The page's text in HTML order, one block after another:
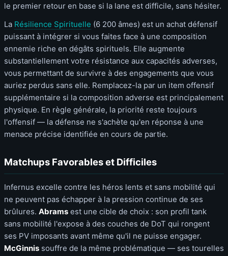
le premier retour en base si la lane est difficile, sans hésiter.
La Résilience Spirituelle (6 200 âmes) est un achat défensif
puissant à intégrer si vous faites face à une composition
ennemie riche en dégâts spirituels. Elle augmente
substantiellement votre résistance aux capacités adverses,
vous permettant de survivre à des engagements que vous
auriez perdus sans elle. Remplacez-la par un item offensif
supplémentaire si la composition adverse est principalement
physique. En règle générale, la priorité reste toujours
l'offensif — la défense ne s'achète qu'en réponse à une
menace précise identifiée en cours de partie.
Matchups Favorables et Difficiles
Infernus excelle contre les héros lents et sans mobilité qui
ne peuvent pas échapper à la pression continue de ses
brûlures. Abrams est une cible de choix : son profil tank
sans mobilité l'expose à des couches de DoT qui rongent
ses PV imposants avant même qu'il ne puisse engager.
McGinnis souffre de la même problématique — ses tourelles